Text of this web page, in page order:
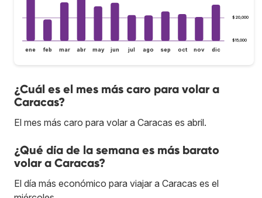
$15,000
$20,000
ene feb mar abr may jun jul ago sep oct nov dic
¿Cuál es el mes más caro para volar a
Caracas?
El mes más caro para volar a Caracas es abril.
¿Qué día de la semana es más barato
volar a Caracas?
El día más económico para viajar a Caracas es el